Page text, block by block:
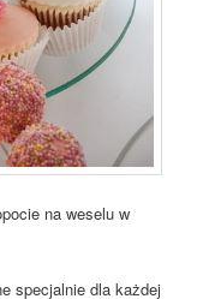
na weselu w
specjalnie dla każdej